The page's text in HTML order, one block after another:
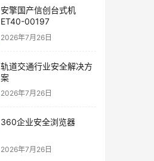
安擎国产信创台式机
ET40-00197
2026年7月26日
轨道交通行业安全解决方
案
2026年7月26日
360企业安全浏览器
2026年7月26日